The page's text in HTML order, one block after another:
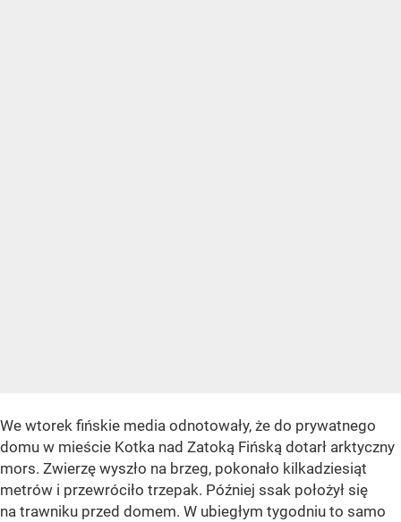
We wtorek fińskie media odnotowały, że do prywatnego
domu w mieście Kotka nad Zatoką Fińską dotarł arktyczny
mors. Zwierzę wyszło na brzeg, pokonało kilkadziesiąt
metrów i przewróciło trzepak. Później ssak położył się
na trawniku przed domem. W ubiegłym tygodniu to samo